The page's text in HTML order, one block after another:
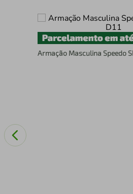
Armação Masculina Speedo